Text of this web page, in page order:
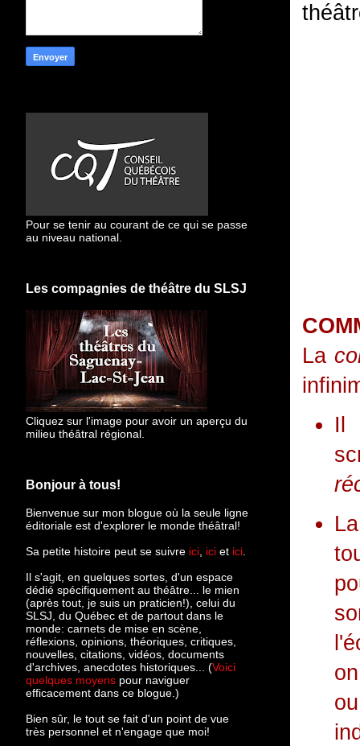
La
Il
Pour se tenir au courant de ce qui se passe
au niveau national.
Les compagnies de théâtre du SLSJ
Cliquez sur l'image pour avoir un aperçu du
milieu théâtral régional.
Bonjour à tous!
Bienvenue sur mon blogue où la seule ligne
éditoriale est d'explorer le monde théâtral!
Sa petite histoire peut se suivre ici ici et ici
Il s'agit, en quelques sortes, d'un espace
dédié spécifiquement au théâtre... le mien
(après tout, je suis un praticien!), celui du
SLSJ, du Québec et de partout dans le
monde: carnets de mise en scène,
réflexions, opinions, théoriques, critiques,
nouvelles, citations, vidéos, documents
d'archives, anecdotes historiques... (Voici
quelques moyens pour naviguer
efficacement dans ce blogue.)
Bien sûr, le tout se fait d'un point de vue
très personnel et n'engage que moi!